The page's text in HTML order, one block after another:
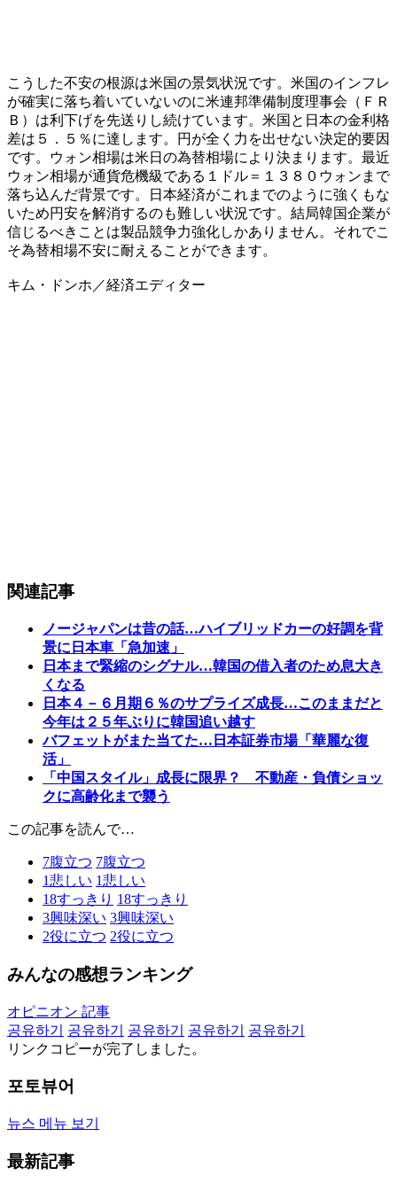
こうした不安の根源は米国の景気状況です。米国のインフレ
が確実に落ち着いていないのに米連邦準備制度理事会（ＦＲ
Ｂ）は利下げを先送りし続けています。米国と日本の金利格
差は５．５％に達します。円が全く力を出せない決定的要因
です。ウォン相場は米日の為替相場により決まります。最近
ウォン相場が通貨危機級である１ドル＝１３８０ウォンまで
落ち込んだ背景です。日本経済がこれまでのように強くもな
いため円安を解消するのも難しい状況です。結局韓国企業が
信じるべきことは製品競争力強化しかありません。それでこ
そ為替相場不安に耐えることができます。
キム・ドンホ／経済エディター
関連記事
ノージャパンは昔の話…ハイブリッドカーの好調を背
景に日本車「急加速」
日本まで緊縮のシグナル…韓国の借入者のため息大き
くなる
日本４－６月期６％のサプライズ成長…このままだと
今年は２５年ぶりに韓国追い越す
バフェットがまた当てた…日本証券市場「華麗な復
活」
「中国スタイル」成長に限界？ 不動産・負債ショッ
クに高齢化まで襲う
この記事を読んで…
7腹立つ 7腹立つ
1悲しい 1悲しい
18すっきり 18すっきり
3興味深い 3興味深い
2役に立つ 2役に立つ
みんなの感想ランキング
オピニオン 記事
공유하기
공유하기 공유하기 공유하기
공유하기
リンクコピーが完了しました。
포토뷰어
뉴스 메뉴 보기
最新記事